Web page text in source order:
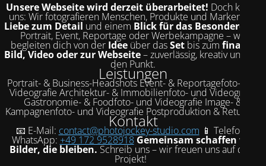
Unsere Webseite wird derzeit überarbeitet! Doch kurz zu
uns: Wir fotografieren Menschen, Produkte und Marken mit
Liebe zum Detail und einem Blick für das Besondere
Portrait, Event, Reportage oder Werbekampagne – wir
begleiten dich von der Ideeüber dasSetbis zum finalen
Bild, Video oder zur Webseite– zuverlässig, kreativ und auf
den Punkt.
Leistungen
Portrait- & Business-Headshots Event- & Reportagefoto- und
Videografie Architektur- & Immobilienfoto- und Videografie
Gastronomie- & Foodfoto- und Videografie Image- &
Kampagnenfoto- und Videografie Postproduktion & Retusche
Kontakt
📧 E-Mail: contact@photojockey-studio.com 📱 Telefon /
WhatsApp: +49 172 9528918 Gemeinsam schaffen wir
Bilder, die bleiben. Schreib uns – wir freuen uns auf dein
Projekt!